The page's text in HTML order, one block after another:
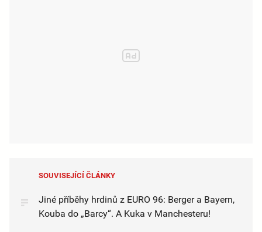
SOUVISEJÍCÍ ČLÁNKY
Jiné příběhy hrdinů z EURO 96: Berger a Bayern,
Kouba do „Barcy“. A Kuka v Manchesteru!